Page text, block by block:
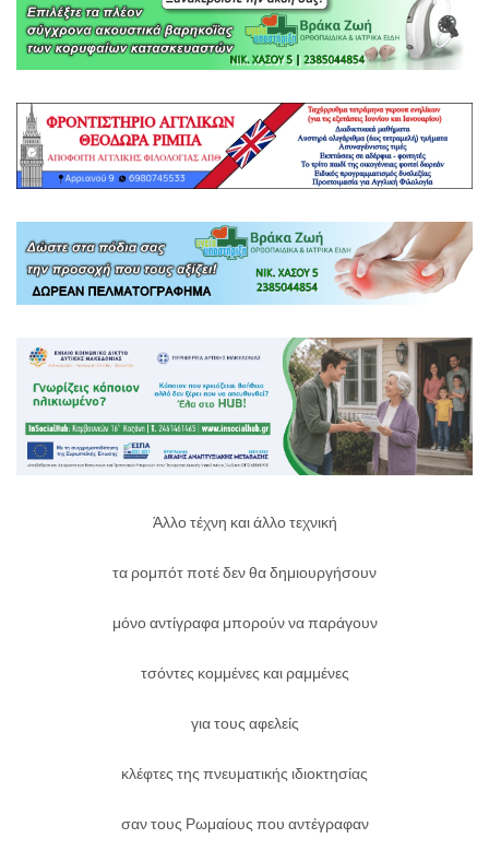
Άλλο τέχνη και άλλο τεχνική
τα ρομπότ ποτέ δεν θα δημιουργήσουν
μόνο αντίγραφα μπορούν να παράγουν
τσόντες κομμένες και ραμμένες
για τους αφελείς
κλέφτες της πνευματικής ιδιοκτησίας
σαν τους Ρωμαίους που αντέγραφαν